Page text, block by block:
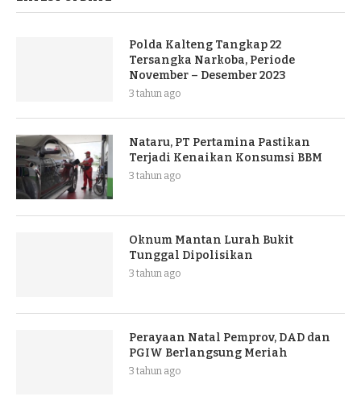
Polda Kalteng Tangkap 22
Tersangka Narkoba, Periode
November – Desember 2023
3 tahun ago
Nataru, PT Pertamina Pastikan
Terjadi Kenaikan Konsumsi BBM
3 tahun ago
Oknum Mantan Lurah Bukit
Tunggal Dipolisikan
3 tahun ago
Perayaan Natal Pemprov, DAD dan
PGIW Berlangsung Meriah
3 tahun ago